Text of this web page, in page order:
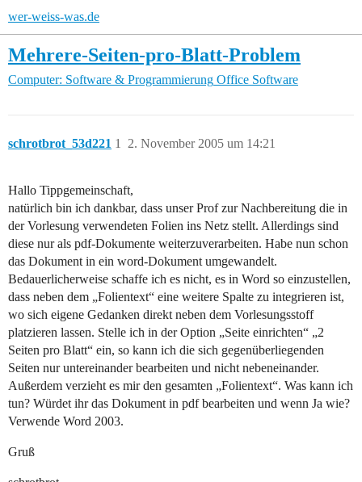
wer-weiss-was.de
Mehrere-Seiten-pro-Blatt-Problem
Computer: Software & Programmierung Office Software
schrotbrot_53d221 2. November 2005 um 14:21
1
Hallo Tippgemeinschaft,
natürlich bin ich dankbar, dass unser Prof zur Nachbereitung die in
der Vorlesung verwendeten Folien ins Netz stellt. Allerdings sind
diese nur als pdf-Dokumente weiterzuverarbeiten. Habe nun schon
das Dokument in ein word-Dokument umgewandelt.
Bedauerlicherweise schaffe ich es nicht, es in Word so einzustellen,
dass neben dem „Folientext“ eine weitere Spalte zu integrieren ist,
wo sich eigene Gedanken direkt neben dem Vorlesungsstoff
platzieren lassen. Stelle ich in der Option „Seite einrichten“ „2
Seiten pro Blatt“ ein, so kann ich die sich gegenüberliegenden
Seiten nur untereinander bearbeiten und nicht nebeneinander.
Außerdem verzieht es mir den gesamten „Folientext“. Was kann ich
tun? Würdet ihr das Dokument in pdf bearbeiten und wenn Ja wie?
Verwende Word 2003.
Gruß